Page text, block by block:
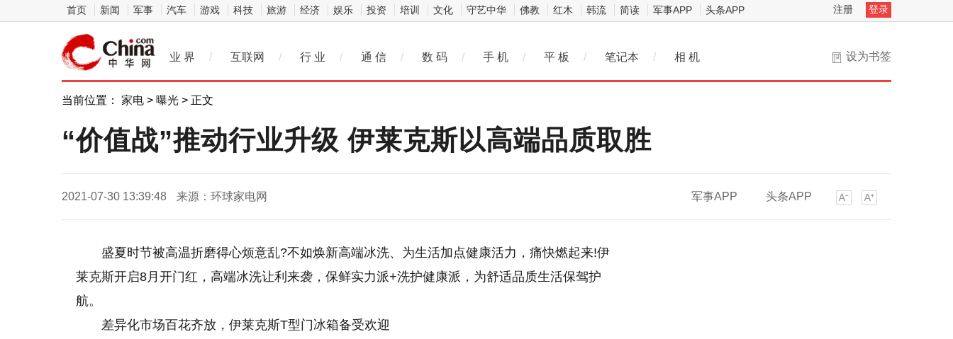
首页 新闻 军事 汽车 游戏 科技 旅游 经济 娱乐 投资 培训 文化 守艺中华 佛教 红木 韩流 简读 军事APP 头条APP 注册 登录
设为书签
业 界 / 互联网 / 行 业 / 通 信 / 数 码 / 手 机 / 平 板 / 笔记本 / 相 机
当前位置： 家电 > 曝光 > 正文
“价值战”推动行业升级 伊莱克斯以高端品质取胜
2021-07-30 13:39:48 来源：环球家电网 军事APP 头条APP
盛夏时节被高温折磨得心烦意乱?不如焕新高端冰洗、为生活加点健康活力，痛快燃起来!伊
莱克斯开启8月开门红，高端冰洗让利来袭，保鲜实力派+洗护健康派，为舒适品质生活保驾护
航。
差异化市场百花齐放，伊莱克斯T型门冰箱备受欢迎